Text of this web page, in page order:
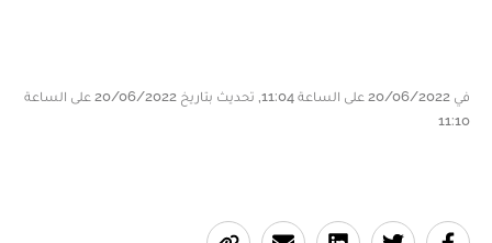
في 20/06/2022 على الساعة 11:04, تحديث بتاريخ 20/06/2022 على الساعة
11:10